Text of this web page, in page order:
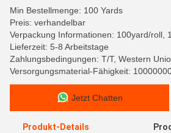
Min Bestellmenge: 100 Yards
Preis: verhandelbar
Verpackung Informationen: 100yard/roll,
Lieferzeit: 5-8 Arbeitstage
Zahlungsbedingungen: T/T, Western
Versorgungsmaterial-Fähigkeit:
Jetzt Chatten
Produkt-Details